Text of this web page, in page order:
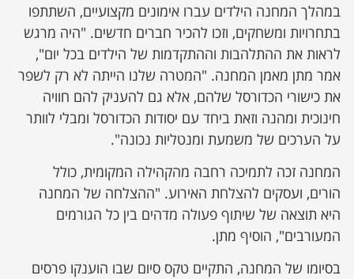
במהלך המחנה הילדים עברו אימונים מקצועיים, השתתפו
בתחרויות ומשחקים, וזכו להכיר חברים חדשים. "היה מרגש
לראות את ההתלהבות וההתקדמות של הילדים בכל יום",
אמר מתן מאמן המחנה. "המטרה שלנו הייתה לא רק לשפר
את כישורי הכדורסל שלהם, אלא גם להעניק להם חוויה
חינוכית ומהנה וזאת ביחד עם יסודות הכדורסל ומבלי לוותר
על הערכים של משמעת ומנטליות נכונה".
המחנה זכה לתמיכה רחבה מהקהילה המקומית, כולל
הורים, ועסקים להצלחת האירוע. "ההצלחה של המחנה
היא תוצאה של שיתוף פעולה מדהים בין כל הגורמים
המעורבים", הוסיף מתן.
בסיומו של המחנה, התקיים טקס סיום שבו הוענקו פרסים